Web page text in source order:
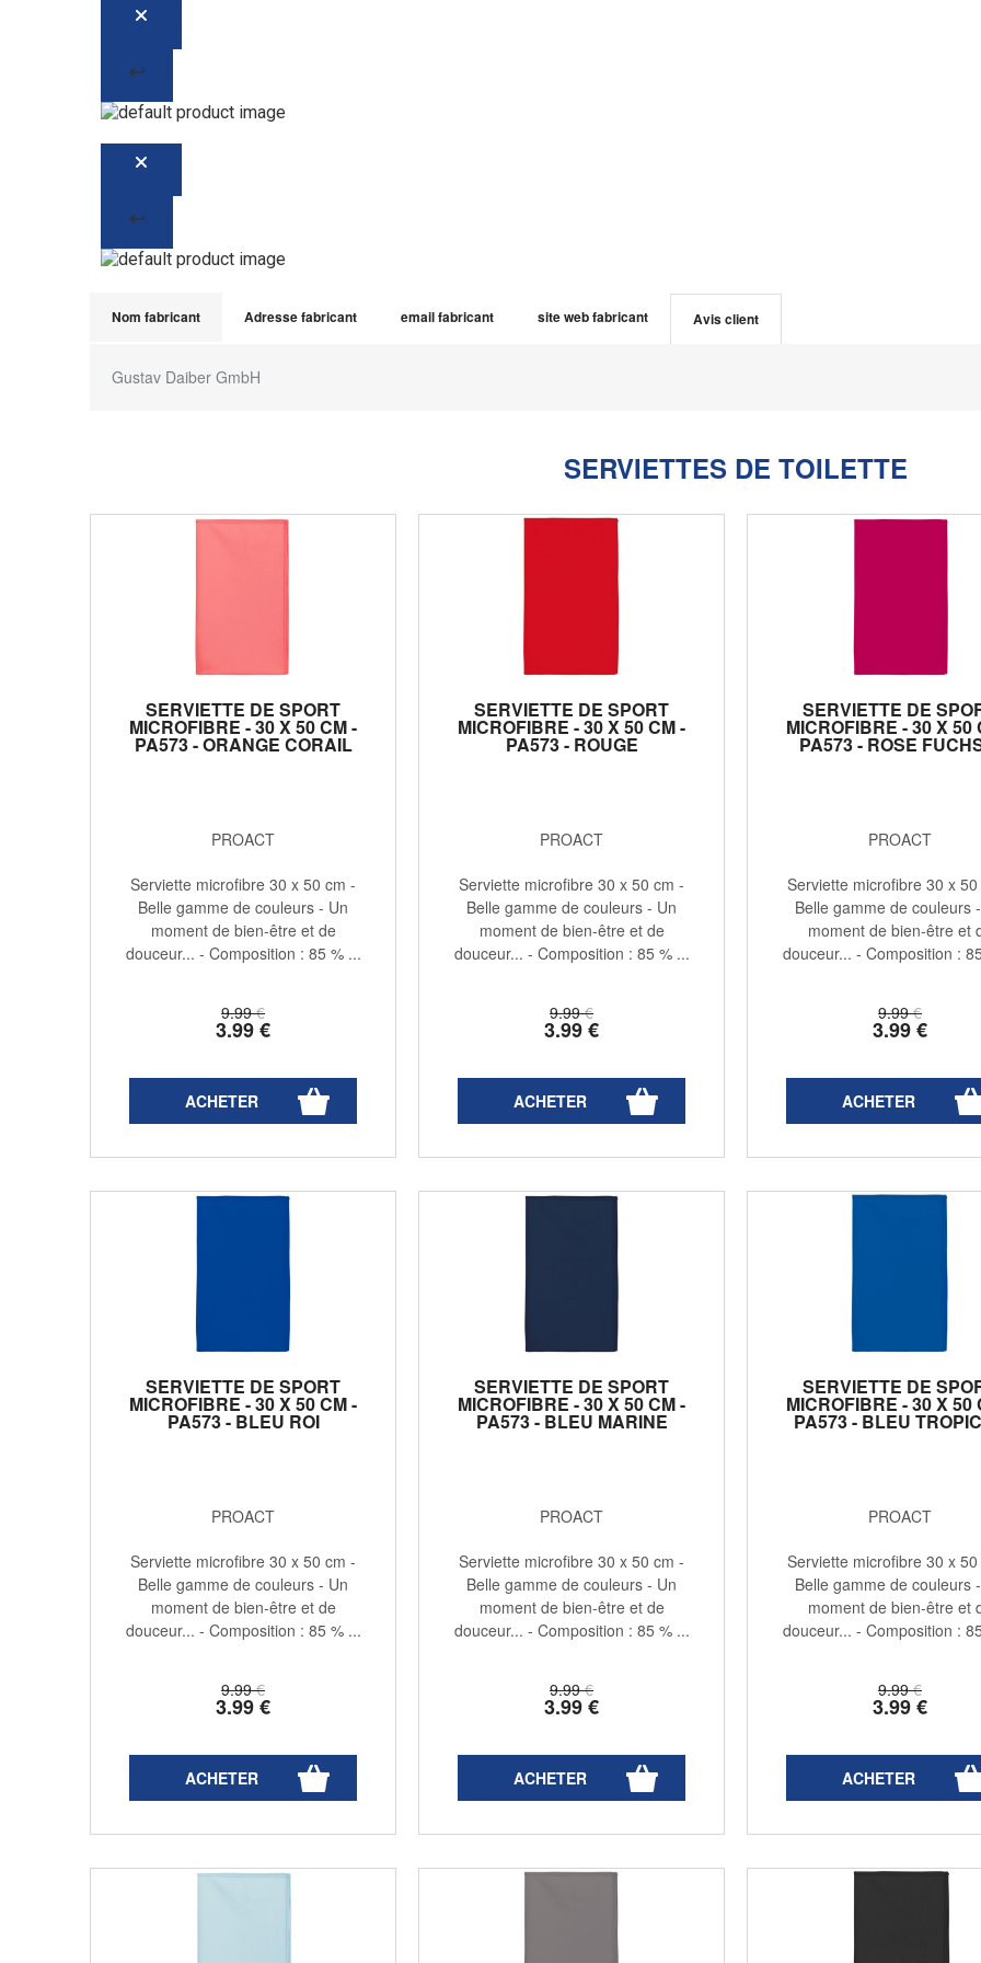
Nom fabricant Adresse fabricant email fabricant site web fabricant Avis client
Gustav Daiber GmbH
SERVIETTES DE TOILETTE
SERVIETTE DE SPORT
MICROFIBRE - 30 X 50 CM -
PA573 - ORANGE CORAIL
PROACT
9.99 €
3.99€
Serviette microfibre 30 x 50 cm -
Belle gamme de couleurs - Un
moment de bien-être et de
douceur... - Composition : 85 % ...
SERVIETTE DE SPORT
MICROFIBRE - 30 X 50 CM -
PA573 - ROUGE
PROACT
9.99 €
3.99€
Serviette microfibre 30 x 50 cm -
Belle gamme de couleurs - Un
moment de bien-être et de
douceur... - Composition : 85 % ...
SERVIETTE DE
MICROFIBRE - 30 X 50
PA573 - ROSE
PROACT
9.99 €
3.99€
Serviette microfibre 30 x
Belle gamme de couleurs
moment de bien-être et
douceur... - Composition :
SERVIETTE DE SPORT
MICROFIBRE - 30 X 50 CM -
PA573 - BLEU ROI
PROACT
9.99 €
3.99€
Serviette microfibre 30 x 50 cm -
Belle gamme de couleurs - Un
moment de bien-être et de
douceur... - Composition : 85 % ...
SERVIETTE DE SPORT
MICROFIBRE - 30 X 50 CM -
PA573 - BLEU MARINE
PROACT
9.99 €
3.99€
Serviette microfibre 30 x 50 cm -
Belle gamme de couleurs - Un
moment de bien-être et de
douceur... - Composition : 85 % ...
SERVIETTE DE
MICROFIBRE - 30 X 50
PA573 - BLEU
PROACT
9.99 €
3.99€
Serviette microfibre 30 x
Belle gamme de couleurs
moment de bien-être et
douceur... - Composition :